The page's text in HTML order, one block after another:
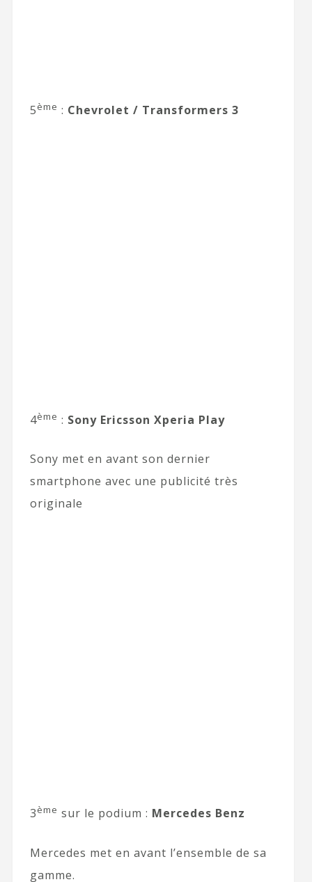
5ème : Chevrolet / Transformers 3
4ème : Sony Ericsson Xperia Play
Sony met en avant son dernier
smartphone avec une publicité très
originale
3ème sur le podium : Mercedes Benz
Mercedes met en avant l’ensemble de sa
gamme.